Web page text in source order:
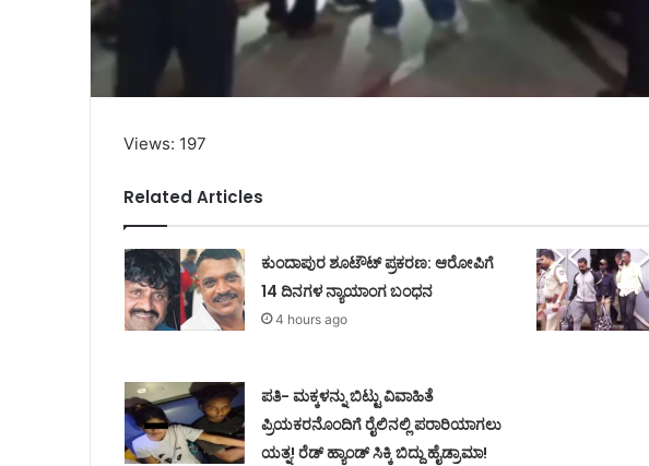
Views: 197
Related Articles
ಕುಂದಾಪುರ ಶೂಟೌಟ್ ಪ್ರಕರಣ: ಆರೋಪಿಗೆ
14 ದಿನಗಳ ನ್ಯಾಯಾಂಗ ಬಂಧನ
4 hours ago
ಪತಿ- ಮಕ್ಕಳನ್ನು ಬಿಟ್ಟು ವಿವಾಹಿತೆ
ಪ್ರಿಯಕರನೊಂದಿಗೆ ರೈಲಿನಲ್ಲಿ ಪರಾರಿಯಾಗಲು
ಯತ್ನ! ರೆಡ್ ಹ್ಯಾಂಡ್ ಸಿಕ್ಕಿ ಬಿದ್ದು ಹೈಡ್ರಾಮಾ!